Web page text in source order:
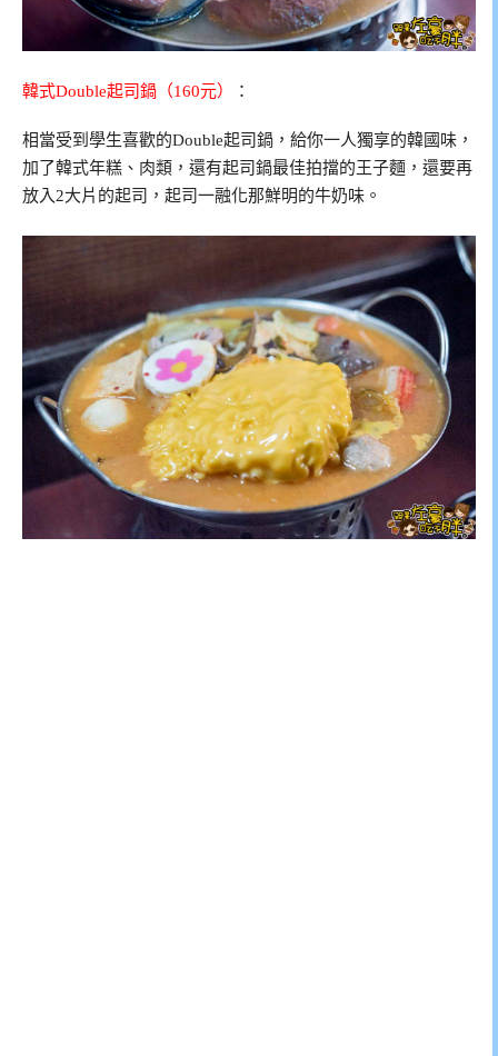
韓式Double起司鍋（160元） ：
相當受到學生喜歡的Double起司鍋，給你一人獨享的韓國味，
加了韓式年糕、肉類，還有起司鍋最佳拍擋的王子麵，還要再
放入2大片的起司，起司一融化那鮮明的牛奶味。